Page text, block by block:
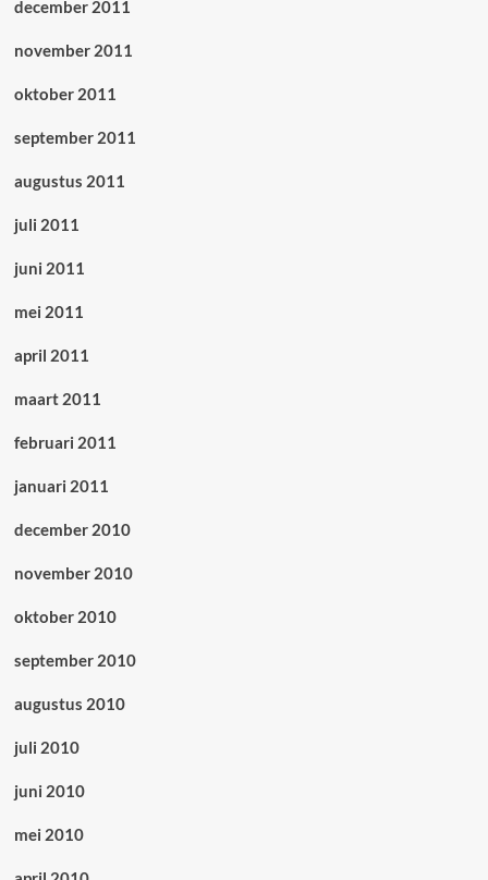
december 2011
november 2011
oktober 2011
september 2011
augustus 2011
juli 2011
juni 2011
mei 2011
april 2011
maart 2011
februari 2011
januari 2011
december 2010
november 2010
oktober 2010
september 2010
augustus 2010
juli 2010
juni 2010
mei 2010